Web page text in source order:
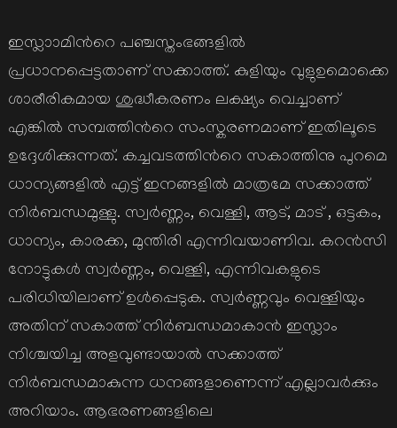
ഇസ്ലാാമിന്‍റെ പഞ്ചസ്തംഭങ്ങളില്‍
പ്രധാനപ്പെട്ടതാണ് സക്കാത്ത്. കുളിയും വുളുഉമൊക്കെ
ശാരീരികമായ ശുദ്ധീകരണം ലക്ഷ്യം വെച്ചാണ്
എങ്കില്‍ സമ്പത്തിന്‍റെ സംസ്കരണമാണ് ഇതിലൂടെ
ഉദ്ദേശിക്കുന്നത്. കച്ചവടത്തിന്‍റെ സകാത്തിനു പുറമെ
ധാന്യങ്ങളില്‍ എട്ട് ഇനങ്ങളില്‍ മാത്രമേ സക്കാത്ത്
നിര്‍ബന്ധമുള്ളു. സ്വര്‍ണ്ണം, വെള്ളി, ആട്, മാട് , ഒട്ടകം,
ധാന്യം, കാരക്ക, മുന്തിരി എന്നിവയാണിവ. കറന്‍സി
നോട്ടുകള്‍ സ്വര്‍ണ്ണം, വെള്ളി, എന്നിവകളുടെ
പരിധിയിലാണ് ഉള്‍പ്പെടുക. സ്വര്‍ണ്ണവും വെള്ളിയും
അതിന് സകാത്ത് നിര്‍ബന്ധമാകാന്‍ ഇസ്ലാം
നിശ്ചയിച്ച അളവുണ്ടായാല്‍ സക്കാത്ത്
നിര്‍ബന്ധമാകുന്ന ധനങ്ങളാണെന്ന് എല്ലാവര്‍ക്കും
അറിയാം. ആഭരണങ്ങളിലെ